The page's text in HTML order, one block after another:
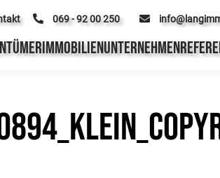
069 - 92 00 250
IMMOBILIENUNTERNEHMEN